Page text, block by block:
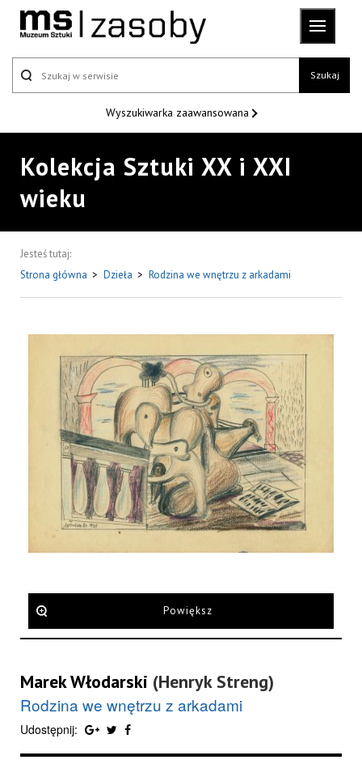
Szukaj
Wyszukiwarka zaawansowana
Kolekcja Sztuki XX i XXI
wieku
Jesteś tutaj:
Strona główna > Dzieła > Rodzina we wnętrzu z arkadami
Powiększ
Marek Włodarski (Henryk Streng)
Rodzina we wnętrzu z arkadami
Udostępnij: